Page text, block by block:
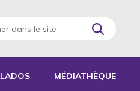
MÉDIATHÈQUE